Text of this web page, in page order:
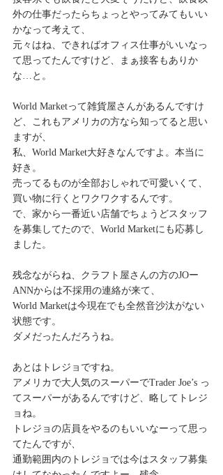
外の仕事だったらちょっとやってみてもいい
かなって考えて、
元々はね、できればオフィス仕事がいいなっ
て思ってたんですけど、まぁ接客もありか
な…と。
World Marketって雑貨屋さんがあるんですけ
ど、これもアメリカの方なら知ってると思い
ますが、
私、World Market大好きなんですよ。本当に
好き。
売ってるものが全部おしゃれで可愛いくて、
買い物に行くとワクワクするんです。
で、家から一番近い店舗でちょうどスタッフ
を募集してたので、World Marketにも応募し
ました。
残念ながらね、クラフト屋さんの方のJOー
ANNからは不採用の連絡が来て、
World Marketは今現在でも全然音沙汰がない
状態です。
ダメだったんだろうね。
あとはトレジョですね。
アメリカで大人気のスーパーでTrader Joe’s っ
てスーパーがあるんですけど、略してトレジ
ョね。
トレジョの店員をやるのもいいなーって思っ
てたんですが、
通勤範囲内のトレジョでは今はスタッフ募集